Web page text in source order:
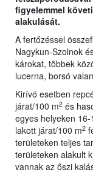
figyelemmel
alakulását.
A fertőzéssel
Nagykun-Szolnok
károkat, többek
lucerna, borsó
Kirívó esetben
járat/100 m2 és
egyes helyeken
lakott járat/100 m2
területeken teljes
területeken alakult
vannak az őszi